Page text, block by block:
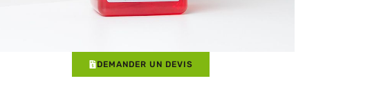
DEMANDER UN DEVIS